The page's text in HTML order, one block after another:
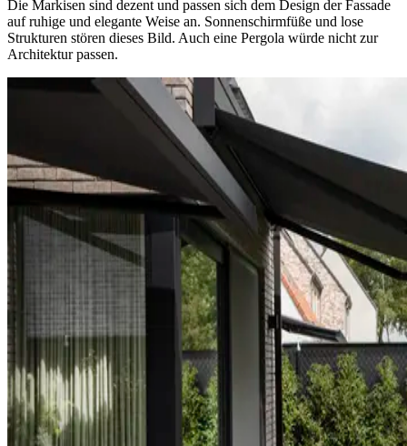
Die Markisen sind dezent und passen sich dem Design der Fassade
auf ruhige und elegante Weise an. Sonnenschirmfüße und lose
Strukturen stören dieses Bild. Auch eine Pergola würde nicht zur
Architektur passen.